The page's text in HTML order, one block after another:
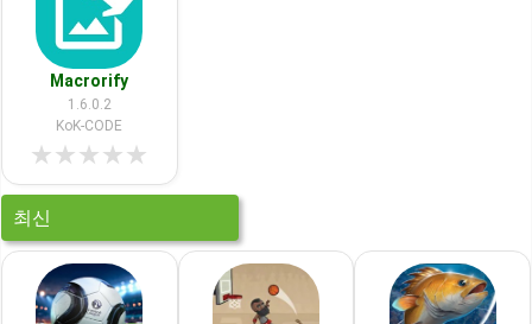
Macrorify
1.6.0.2
KoK-CODE
★★★★★
최신